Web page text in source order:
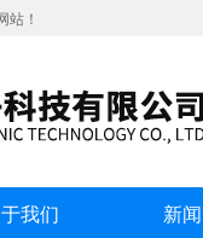
站！
我们 新